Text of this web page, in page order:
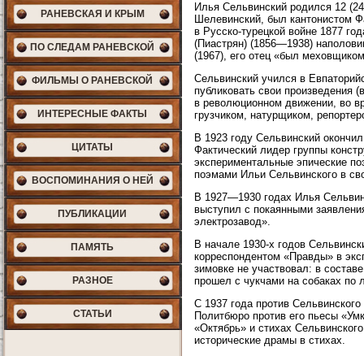
РАНЕВСКАЯ И КРЫМ
ПО СЛЕДАМ РАНЕВСКОЙ
ФИЛЬМЫ О РАНЕВСКОЙ
ИНТЕРЕСНЫЕ ФАКТЫ
ЦИТАТЫ
ВОСПОМИНАНИЯ О НЕЙ
ПУБЛИКАЦИИ
ПАМЯТЬ
РАЗНОЕ
СТАТЬИ
Илья Сельвинский родился 12
Шелевинский, был кантонистом
в Русско-турецкой войне 1877
(Пиастрян) (1856—1938)
(1967), его отец «был
Сельвинский учился в
публиковать свои произведения
в революционном движении, во
грузчиком, натурщиком,
В 1923 году Сельвинский
Фактический лидер группы
экспериментальные эпические
поэмами Ильи Сельвинского в
В 1927—1930 годах Илья
выступил с покаянными
электрозавод».
В начале 1930-х годов
корреспондентом «Правды» в
зимовке не участвовал: в
прошел с чукчами на собаках по
С 1937 года против
Политбюро против его пьесы
«Октябрь» и стихах
исторические драмы в стихах.